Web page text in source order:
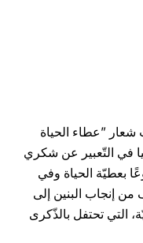
شعار ”عطاء الحياة
في التّعبير عن شكري
بعطيّة الحياة وفي
إنجاب البنين إلى
التي تحتفل بالذّكرى